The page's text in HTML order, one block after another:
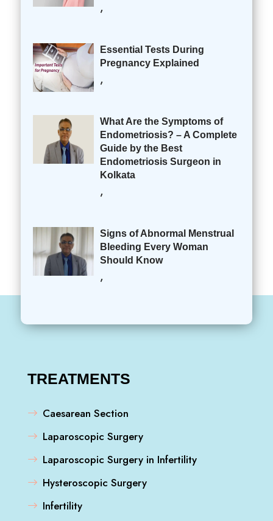
,
Essential Tests During
Pregnancy Explained
,
What Are the Symptoms of
Endometriosis? – A Complete
Guide by the Best
Endometriosis Surgeon in
Kolkata
,
Signs of Abnormal Menstrual
Bleeding Every Woman
Should Know
,
TREATMENTS
Caesarean Section
Laparoscopic Surgery
Laparoscopic Surgery in Infertility
Hysteroscopic Surgery
Infertility